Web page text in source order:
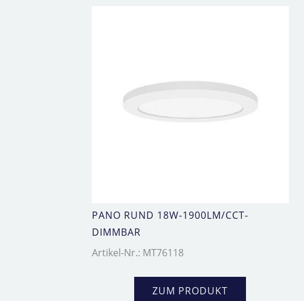
PANO RUND 18W-1900LM/CCT-
DIMMBAR
Artikel-Nr.: MT76118
ZUM PRODUKT